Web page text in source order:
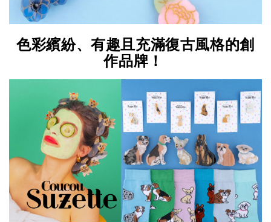
色彩繽紛、有趣且充滿復古風格的創
作品牌！